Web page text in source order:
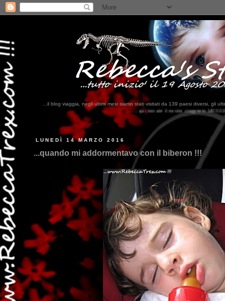
...il blog viaggia, negli ultimi mesi siamo stati visitati da 139 paesi diversi, gli
...qui trovate il nostro viaggio in MESSICO 2023...clikka qui !!!
LUNEDÌ 14 MARZO 2016
...quando mi addormentavo con il biberon !!!